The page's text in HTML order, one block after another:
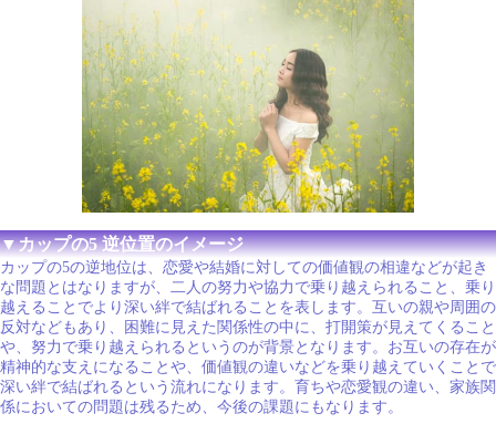
▼カップの5 逆位置のイメージ
カップの5の逆地位は、恋愛や結婚に対しての価値観の相違などが起き
な問題とはなりますが、二人の努力や協力で乗り越えられること、乗り
越えることでより深い絆で結ばれることを表します。互いの親や周囲の
反対などもあり、困難に見えた関係性の中に、打開策が見えてくること
や、努力で乗り越えられるというのが背景となります。お互いの存在が
精神的な支えになることや、価値観の違いなどを乗り越えていくことで
深い絆で結ばれるという流れになります。育ちや恋愛観の違い、家族関
係においての問題は残るため、今後の課題にもなります。